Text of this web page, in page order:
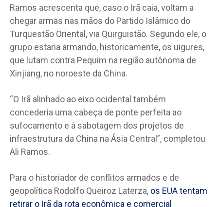
Ramos acrescenta que, caso o Irã caia, voltam a
chegar armas nas mãos do Partido Islâmico do
Turquestão Oriental, via Quirguistão. Segundo ele, o
grupo estaria armando, historicamente, os uigures,
que lutam contra Pequim na região autônoma de
Xinjiang, no noroeste da China.
“O Irã alinhado ao eixo ocidental também
concederia uma cabeça de ponte perfeita ao
sufocamento e à sabotagem dos projetos de
infraestrutura da China na Ásia Central”, completou
Ali Ramos.
Para o historiador de conflitos armados e de
geopolítica Rodolfo Queiroz Laterza, os EUA tentam
retirar o Irã da rota econômica e comercial